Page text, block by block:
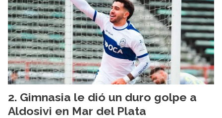
Gimnasia le dió un duro golpe a
Aldosivi en Mar del Plata